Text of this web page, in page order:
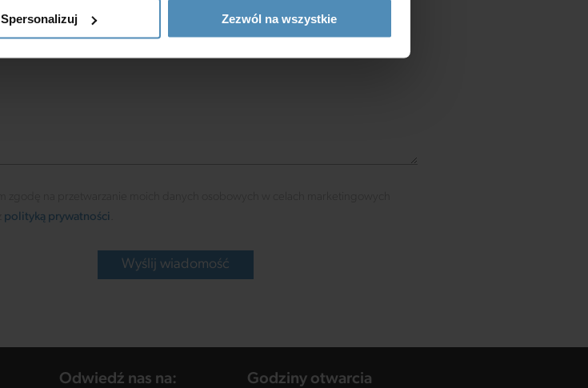
Spersonalizuj Zezwól na wszystkie
polityką prywatności
Wyślij wiadomość
Odwiedź nas na: Godziny otwarcia